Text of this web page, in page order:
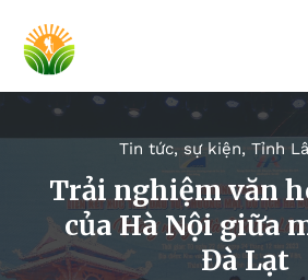
Tin tức, sự kiện, Tỉnh
Trải nghiệm văn
của Hà Nội giữa
Đà Lạt